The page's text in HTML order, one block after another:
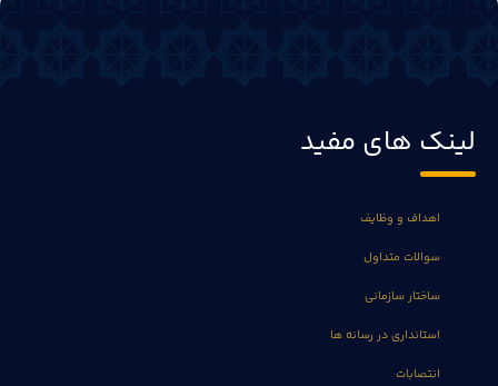
لینک های مفید
اهداف و وظایف
سوالات متداول
ساختار سازمانی
استانداری در رسانه ها
انتصابات